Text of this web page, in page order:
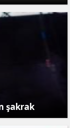
şakrak